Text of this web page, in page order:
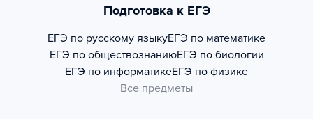
Подготовка к ЕГЭ
ЕГЭ по русскому языкуЕГЭ по математике
ЕГЭ по обществознаниюЕГЭ по биологии
ЕГЭ по информатикеЕГЭ по физике
Все предметы